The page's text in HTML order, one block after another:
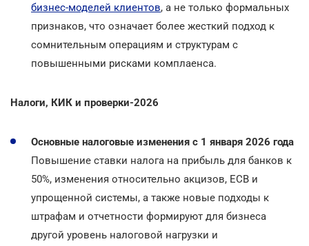
бизнес-моделей клиентов, а не только формальных
признаков, что означает более жесткий подход к
сомнительным операциям и структурам с
повышенными рисками комплаенса.
Налоги, КИК и проверки-2026
Основные налоговые изменения с 1 января 2026 года
Повышение ставки налога на прибыль для банков к
50%, изменения относительно акцизов, ЕСВ и
упрощенной системы, а также новые подходы к
штрафам и отчетности формируют для бизнеса
другой уровень налоговой нагрузки и